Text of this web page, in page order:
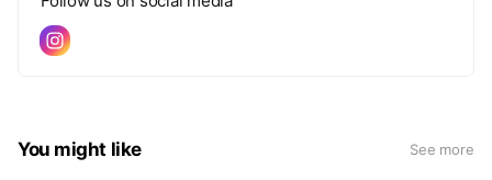
You might like See more